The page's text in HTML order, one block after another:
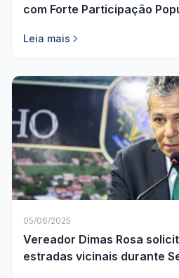
com Forte Participação
Leia mais
05/06/2025
Vereador Dimas Rosa
estradas vicinais durante